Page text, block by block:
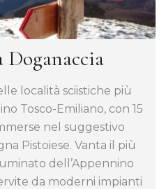
Doganaccia
località sciistiche più
Tosco-Emiliano, con 15
nel suggestivo
Pistoiese. Vanta il più
dell’Appennino
da moderni impianti